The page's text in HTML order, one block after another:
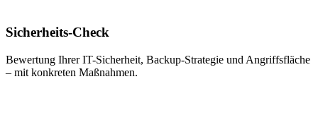
Sicherheits-Check
Bewertung Ihrer IT-Sicherheit, Backup-Strategie und Angriffsfläche
– mit konkreten Maßnahmen.